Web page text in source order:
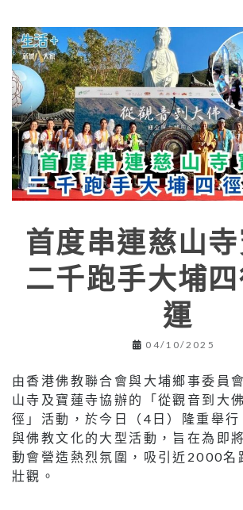
首度串連慈山
二千跑手大埔
運
04/10/2025
由香港佛教聯合會與大埔鄉事委員
山寺及寶蓮寺協辦的「從觀音到大
徑」活動，於今日（4日）隆重舉行
與佛教文化的大型活動，旨在為即
動會營造熱烈氛圍，吸引近2000名
壯觀。